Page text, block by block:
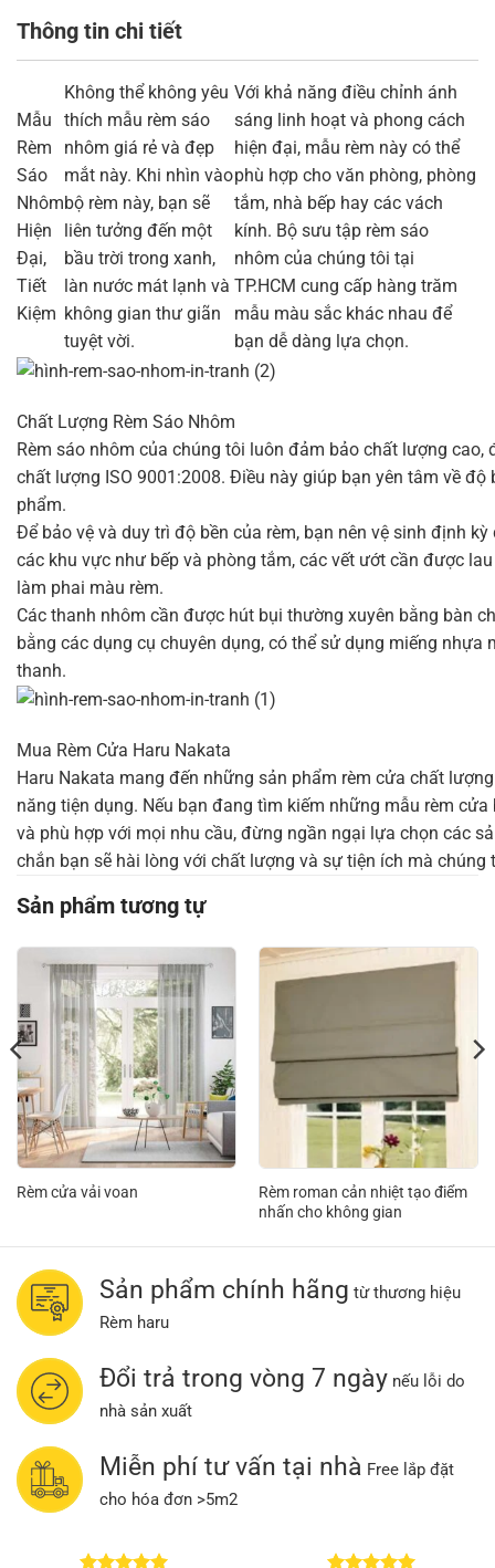
Thông tin chi tiết
Mẫu
Rèm
Sáo
Nhôm
Hiện
Đại,
Tiết
Kiệm
Không thể không yêu
thích mẫu rèm sáo
nhôm giá rẻ và đẹp
mắt này. Khi nhìn vào
bộ rèm này, bạn sẽ
liên tưởng đến một
bầu trời trong xanh,
làn nước mát lạnh và
không gian thư giãn
tuyệt vời.
Với khả năng điều chỉnh ánh
sáng linh hoạt và phong cách
hiện đại, mẫu rèm này có thể
phù hợp cho văn phòng, phòng
tắm, nhà bếp hay các vách
kính. Bộ sưu tập rèm sáo
nhôm của chúng tôi tại
TP.HCM cung cấp hàng trăm
mẫu màu sắc khác nhau để
bạn dễ dàng lựa chọn.
Chất Lượng Rèm Sáo Nhôm
Rèm sáo nhôm của chúng tôi luôn đảm bảo chất lượng cao,
chất lượng ISO 9001:2008. Điều này giúp bạn yên tâm về độ
phẩm.
Để bảo vệ và duy trì độ bền của rèm, bạn nên vệ sinh định
các khu vực như bếp và phòng tắm, các vết ướt cần được
làm phai màu rèm.
Các thanh nhôm cần được hút bụi thường xuyên bằng bàn
bằng các dụng cụ chuyên dụng, có thể sử dụng miếng nhựa
thanh.
Mua Rèm Cửa Haru Nakata
Haru Nakata mang đến những sản phẩm rèm cửa chất
năng tiện dụng. Nếu bạn đang tìm kiếm những mẫu rèm
và phù hợp với mọi nhu cầu, đừng ngần ngại lựa chọn các
chắn bạn sẽ hài lòng với chất lượng và sự tiện ích mà chúng
Sản phẩm tương tự
Rèm cửa vải voan
Rèm roman cản nhiệt tạo điểm
nhấn cho không gian
Sản phẩm chính hãng từ thương hiệu
Rèm haru
Đổi trả trong vòng 7 ngày nếu lỗi do
nhà sản xuất
Miễn phí tư vấn tại nhà Free lắp đặt
cho hóa đơn >5m2